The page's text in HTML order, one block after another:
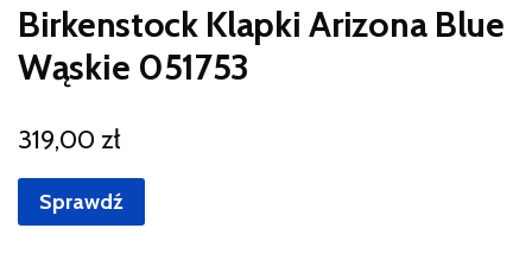
Birkenstock Klapki Arizona Blue
Wąskie 051753
319,00 zł
Sprawdź